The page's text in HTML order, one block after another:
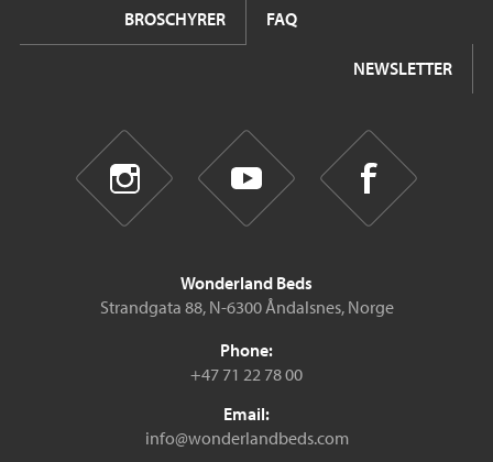
BROSCHYRER FAQ
NEWSLETTER
Wonderland Beds
Strandgata 88, N-6300 Åndalsnes, Norge
Phone:
+47 71 22 78 00
Email:
info@wonderlandbeds.com